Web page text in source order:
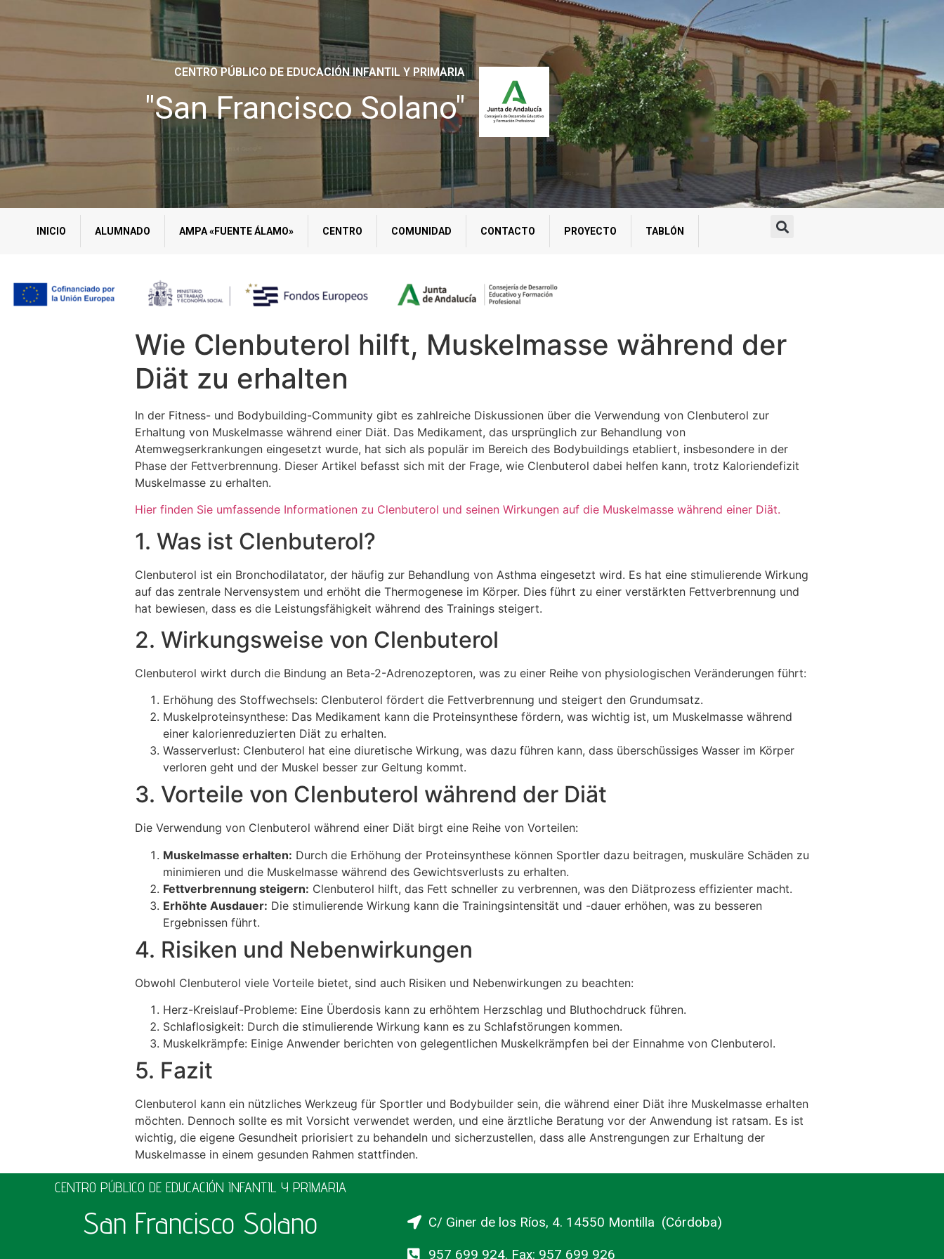
CENTRO PÚBLICO DE EDUCACIÓN INFANTIL Y PRIMARIA
"San Francisco Solano"
INICIO ALUMNADO AMPA «FUENTE ÁLAMO» CENTRO COMUNIDAD CONTACTO PROYECTO TABLÓN
Wie Clenbuterol hilft, Muskelmasse während der
Diät zu erhalten
In der Fitness- und Bodybuilding-Community gibt es zahlreiche Diskussionen über die Verwendung von Clenbuterol zur
Erhaltung von Muskelmasse während einer Diät. Das Medikament, das ursprünglich zur Behandlung von
Atemwegserkrankungen eingesetzt wurde, hat sich als populär im Bereich des Bodybuildings etabliert, insbesondere in der
Phase der Fettverbrennung. Dieser Artikel befasst sich mit der Frage, wie Clenbuterol dabei helfen kann, trotz Kaloriendefizit
Muskelmasse zu erhalten.
Hier finden Sie umfassende Informationen zu Clenbuterol und seinen Wirkungen auf die Muskelmasse während einer Diät.
1. Was ist Clenbuterol?
Clenbuterol ist ein Bronchodilatator, der häufig zur Behandlung von Asthma eingesetzt wird. Es hat eine stimulierende Wirkung
auf das zentrale Nervensystem und erhöht die Thermogenese im Körper. Dies führt zu einer verstärkten Fettverbrennung und
hat bewiesen, dass es die Leistungsfähigkeit während des Trainings steigert.
2. Wirkungsweise von Clenbuterol
Clenbuterol wirkt durch die Bindung an Beta-2-Adrenozeptoren, was zu einer Reihe von physiologischen Veränderungen führt:
Erhöhung des Stoffwechsels: Clenbuterol fördert die Fettverbrennung und steigert den Grundumsatz.
Muskelproteinsynthese: Das Medikament kann die Proteinsynthese fördern, was wichtig ist, um Muskelmasse während
einer kalorienreduzierten Diät zu erhalten.
Wasserverlust: Clenbuterol hat eine diuretische Wirkung, was dazu führen kann, dass überschüssiges Wasser im Körper
verloren geht und der Muskel besser zur Geltung kommt.
3. Vorteile von Clenbuterol während der Diät
Die Verwendung von Clenbuterol während einer Diät birgt eine Reihe von Vorteilen:
Muskelmasse erhalten: Durch die Erhöhung der Proteinsynthese können Sportler dazu beitragen, muskuläre Schäden zu
minimieren und die Muskelmasse während des Gewichtsverlusts zu erhalten.
Fettverbrennung steigern: Clenbuterol hilft, das Fett schneller zu verbrennen, was den Diätprozess effizienter macht.
Erhöhte Ausdauer: Die stimulierende Wirkung kann die Trainingsintensität und -dauer erhöhen, was zu besseren
Ergebnissen führt.
4. Risiken und Nebenwirkungen
Obwohl Clenbuterol viele Vorteile bietet, sind auch Risiken und Nebenwirkungen zu beachten:
Herz-Kreislauf-Probleme: Eine Überdosis kann zu erhöhtem Herzschlag und Bluthochdruck führen.
Schlaflosigkeit: Durch die stimulierende Wirkung kann es zu Schlafstörungen kommen.
Muskelkrämpfe: Einige Anwender berichten von gelegentlichen Muskelkrämpfen bei der Einnahme von Clenbuterol.
5. Fazit
Clenbuterol kann ein nützliches Werkzeug für Sportler und Bodybuilder sein, die während einer Diät ihre Muskelmasse erhalten
möchten. Dennoch sollte es mit Vorsicht verwendet werden, und eine ärztliche Beratung vor der Anwendung ist ratsam. Es ist
wichtig, die eigene Gesundheit priorisiert zu behandeln und sicherzustellen, dass alle Anstrengungen zur Erhaltung der
Muskelmasse in einem gesunden Rahmen stattfinden.
CENTRO PÚBLICO DE EDUCACIÓN INFANTIL Y PRIMARIA
San Francisco Solano
C/ Giner de los Ríos, 4. 14550 Montilla (Córdoba)
957 699 924. Fax: 957 699 926